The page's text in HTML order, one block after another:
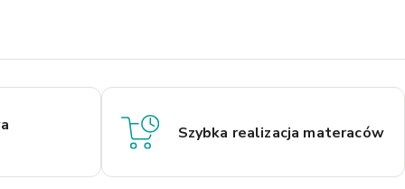
Szybka realizacja materaców